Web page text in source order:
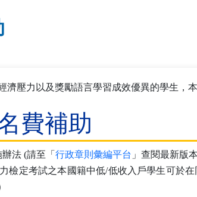
濟壓力以及獎勵語言學習成效優異的學生，
費補助
辦法 (請至「行政章則彙編平台 」查閱最新版
檢定考試之本國籍中低/低收入戶學生可於